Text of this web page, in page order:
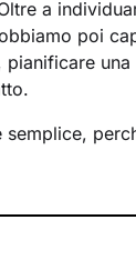
a
poi
una
semplice,
e relazionali –
Ecco perché